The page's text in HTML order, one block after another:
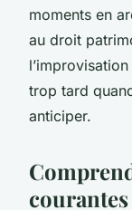
moments en
au droit
trop tard
anticiper.